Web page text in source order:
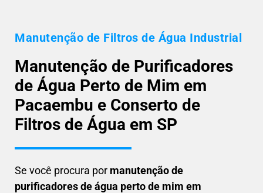
Manutenção de Filtros de Água Industrial
Manutenção de Purificadores
de Água Perto de Mim em
Pacaembu e Conserto de
Filtros de Água em SP
Se você procura por manutenção de
purificadores de água perto de mim em